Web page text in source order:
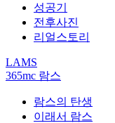
성공기
전후사진
리얼스토리
LAMS
365mc 람스
람스의 탄생
이래서 람스